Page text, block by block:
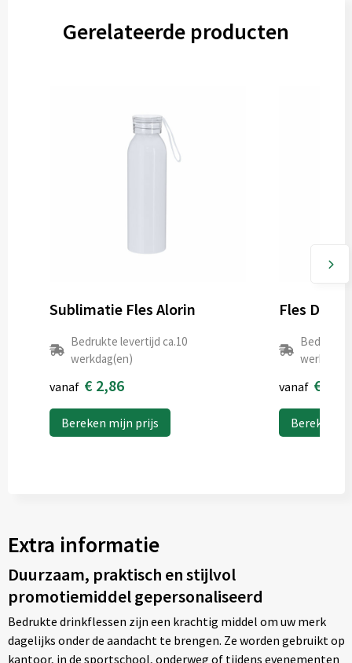
Achterzijde (25mm x 25mm)
Graveren
Graveren
Onbewerkt
Achterzijde (30mm x 80mm)
Voorzijde (25mm x 25mm)
Onbewerkt
Graveren
Gerelateerde producten
Sublimatie Fles Alorin
Bedrukte levertijd ca.10
werkdag(en)
vanaf € 2,86
Bereken mijn prijs
Fles
Bedrukte
vanaf €
Bereken
Extra informatie
Duurzaam, praktisch en stijlvol
promotiemiddel gepersonaliseerd
Bedrukte drinkflessen zijn een krachtig middel om uw merk
dagelijks onder de aandacht te brengen. Ze worden gebruikt op
kantoor, in de sportschool, onderweg of tijdens evenementen